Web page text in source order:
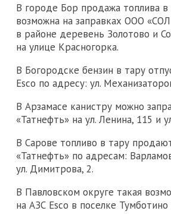
В городе Бор продажа топлива в
возможна на заправках ООО
в районе деревень Золотово и
на улице Красногорка.
В Богородске бензин в тару
Esco по адресу: ул.
В Арзамасе канистру можно
«Татнефть» на ул. Ленина, 115 и
В Сарове топливо в тару
«Татнефть» по адресам:
ул. Димитрова, 2.
В Павловском округе такая
на АЗС Esco в поселке Тумботино